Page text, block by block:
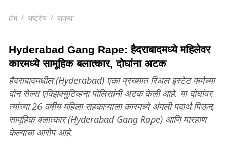
होम राष्ट्रीय बातम्या
Hyderabad Gang Rape: हैदराबादमध्ये महिलेवर
कारमध्ये सामूहिक बलात्कार, दोघांना अटक
हैदराबादमधील (Hyderabad) एका प्रख्यात रिअल इस्टेट फर्मच्या
दोन सेल्स एक्झिक्युटिव्हना पोलिसांनी अटक केली आहे. या दोघांवर
त्यांच्या 26 वर्षीय महिला सहकाऱ्याला कारमध्ये अंमली पदार्थ पिऊन,
सामूहिक बलात्कार (Hyderabad Gang Rape) आणि मारहाण
केल्याचा आरोप आहे.